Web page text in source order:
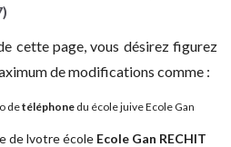
cette page, vous désirez figurez
de modifications comme :
detéléphone du école juive Ecole Gan
de lvotre école Ecole Gan RECHIT